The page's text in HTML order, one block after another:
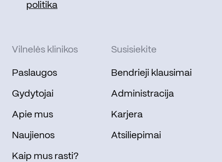
politika
Vilnelės klinikos
Paslaugos
Gydytojai
Apie mus
Naujienos
Kaip mus rasti?
Susisiekite
Bendrieji klausimai
Administracija
Karjera
Atsiliepimai